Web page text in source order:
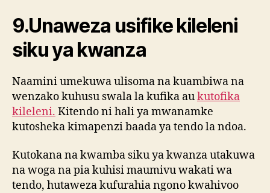
9.Unaweza usifike kileleni
siku ya kwanza
Naamini umekuwa ulisoma na kuambiwa na
wenzako kuhusu swala la kufika aukutofika
kileleni. Kitendo ni hali ya mwanamke
kutosheka kimapenzi baada ya tendo la ndoa.
Kutokana na kwamba siku ya kwanza utakuwa
na woga na pia kuhisi maumivu wakati wa
tendo, hutaweza kufurahia ngono kwahivoo